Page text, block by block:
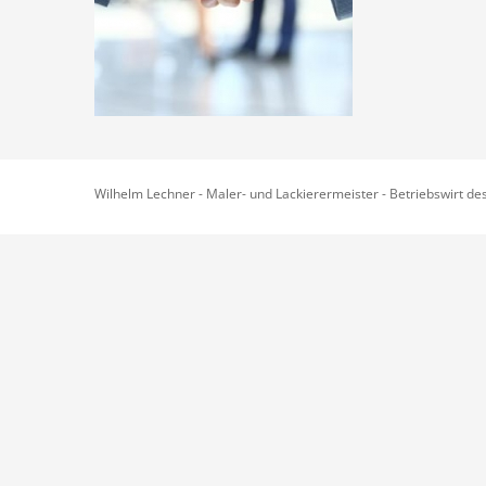
Wilhelm Lechner - Maler- und Lackierermeister - Betriebswirt